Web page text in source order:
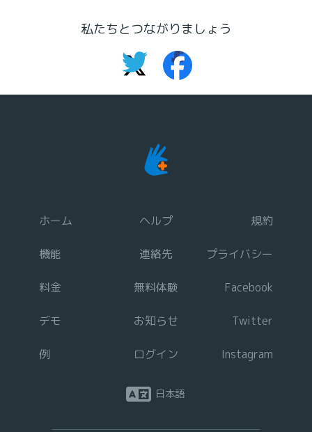
私たちとつながりましょう
ホーム
機能
料金
デモ
例
ヘルプ
連絡先
無料体験
お知らせ
ログイン
規約
プライバシー
Facebook
Twitter
Instagram
日本語